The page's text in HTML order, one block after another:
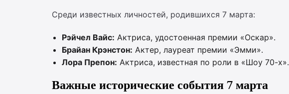
Среди известных личностей, родившихся 7 марта:
Рэйчел Вайс: Актриса, удостоенная премии «Оскар».
Брайан Крэнстон: Актер, лауреат премии «Эмми».
Лора Препон: Актриса, известная по роли в «Шоу 70-х».
Важные исторические события 7 марта